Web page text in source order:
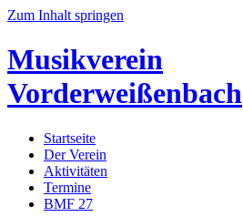
Zum Inhalt springen
Musikverein
Vorderweißenbach
Startseite
Der Verein
Aktivitäten
Termine
BMF 27